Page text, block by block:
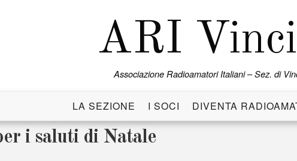
ARI
Associazione Radioamatori Italiani – Sez. di
LA SEZIONE I SOCI DIVENTA
i saluti di Natale